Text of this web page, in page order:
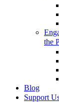
the
Blog
Support